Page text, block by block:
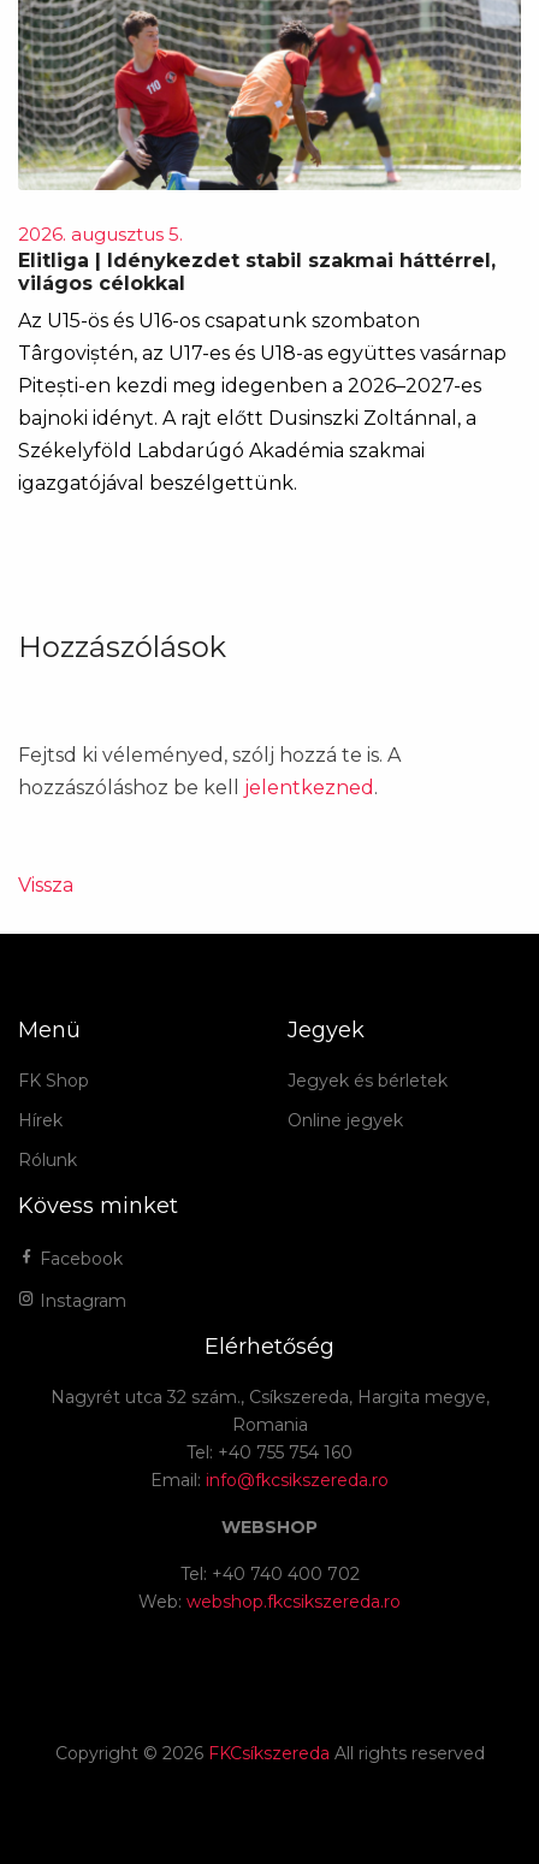
2026. augusztus 5.
Elitliga | Idénykezdet stabil szakmai háttérrel,
világos célokkal
Az U15-ös és U16-os csapatunk szombaton
Târgoviștén, az U17-es és U18-as együttes vasárnap
Pitești-en kezdi meg idegenben a 2026–2027-es
bajnoki idényt. A rajt előtt Dusinszki Zoltánnal, a
Székelyföld Labdarúgó Akadémia szakmai
igazgatójával beszélgettünk.
Hozzászólások
Fejtsd ki véleményed, szólj hozzá te is. A
hozzászóláshoz be kell jelentkezned .
Vissza
Menü
FK Shop
Hírek
Rólunk
Jegyek
Jegyek és bérletek
Online jegyek
Kövess minket
Facebook
Instagram
Elérhetőség
Nagyrét utca 32 szám., Csíkszereda, Hargita megye,
Romania
Tel: +40 755 754 160
Email: info@fkcsikszereda.ro
WEBSHOP
Tel: +40 740 400 702
Web: webshop.fkcsikszereda.ro
Copyright © 2026 FKCsíkszereda All rights reserved